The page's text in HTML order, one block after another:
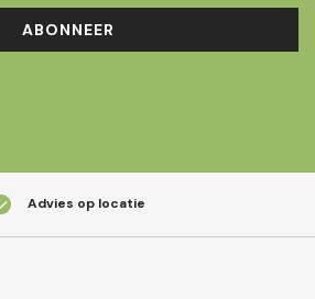
ABONNEER
Advies op locatie